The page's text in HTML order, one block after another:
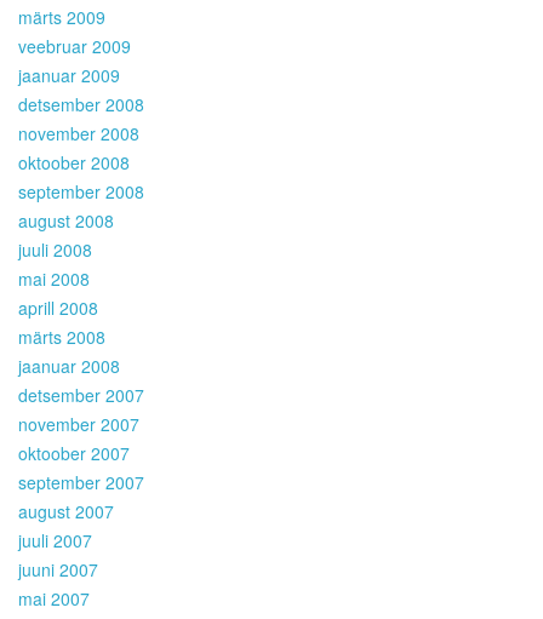
märts 2009
veebruar 2009
jaanuar 2009
detsember 2008
november 2008
oktoober 2008
september 2008
august 2008
juuli 2008
mai 2008
aprill 2008
märts 2008
jaanuar 2008
detsember 2007
november 2007
oktoober 2007
september 2007
august 2007
juuli 2007
juuni 2007
mai 2007